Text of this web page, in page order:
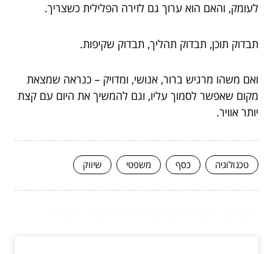
לעומק, והאם הוא ערוך גם לזירה הפלילית כשצריך.
תבדוק תוכן, תבדוק תהליך, תבדוק שקיפות.
ואם משהו מרגיש ברור, אנושי, ומדויק – כנראה שמצאת
מקום שאפשר לסמוך עליו, וגם להמשיך את היום עם קצת
יותר אוויר.
טכנולוגיה כסף משפטי שיווק